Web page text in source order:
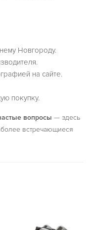
Новгороду.
на сайте.
покупку.
вопросы — здесь
встречающиеся